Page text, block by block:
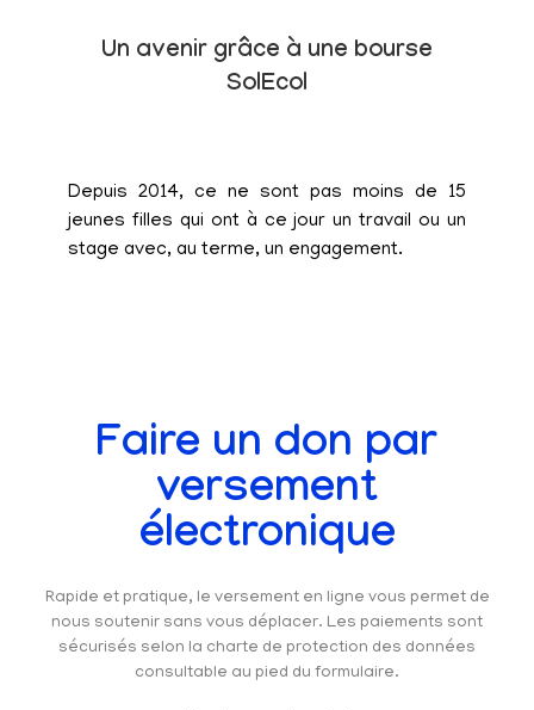
Un avenir grâce à une bourse
SolEcol
Depuis 2014, ce ne sont pas moins de 15
jeunes filles qui ont à ce jour un travail ou un
stage avec, au terme, un engagement.
Faire un don par
versement
électronique
Rapide et pratique, le versement en ligne vous permet de
nous soutenir sans vous déplacer. Les paiements sont
sécurisés selon la charte de protection des données
consultable au pied du formulaire.